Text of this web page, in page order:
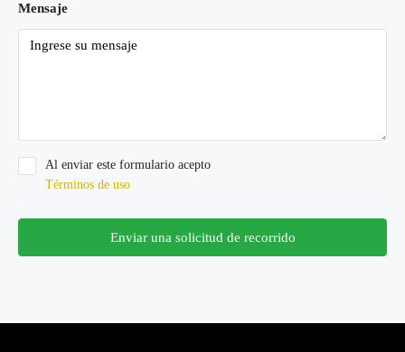
Mensaje
Al enviar este formulario acepto
Términos de uso
Enviar una solicitud de recorrido